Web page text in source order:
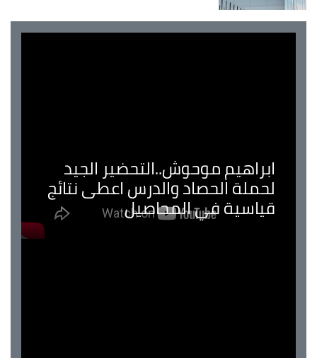
ابراهيم موحوش..التحضير الجيد
لحملة الحصاد والدرس اعطى نتائج
قياسية في المحاصيل